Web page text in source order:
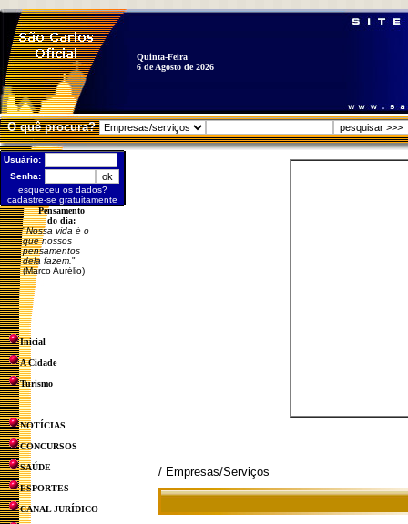
Quinta-Feira
6 de Agosto de 2026
O quê procura?
Usuário:
Senha:
esqueceu os dados?
cadastre-se gratuitamente
Pensamento
do dia:
"Nossa vida é o
que nossos
pensamentos
dela fazem. "
(Marco Aurélio)
Inicial
A Cidade
Turismo
NOTÍCIAS
CONCURSOS
SAÚDE
ESPORTES
CANAL JURÍDICO
/ Empresas/Serviços